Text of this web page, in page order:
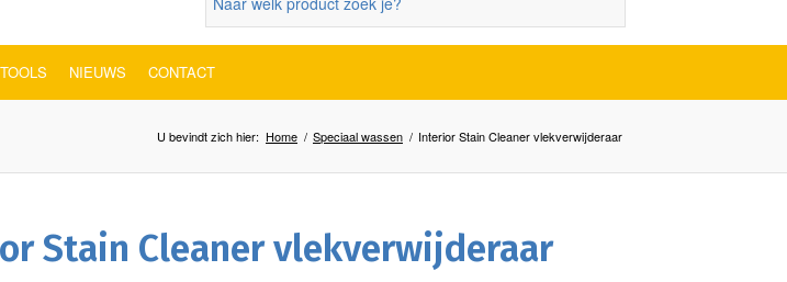
TOOLS NIEUWS CONTACT
U bevindt zich hier: Home / Speciaal wassen / Interior Stain Cleaner vlekverwijderaar
Stain Cleaner vlekverwijderaar